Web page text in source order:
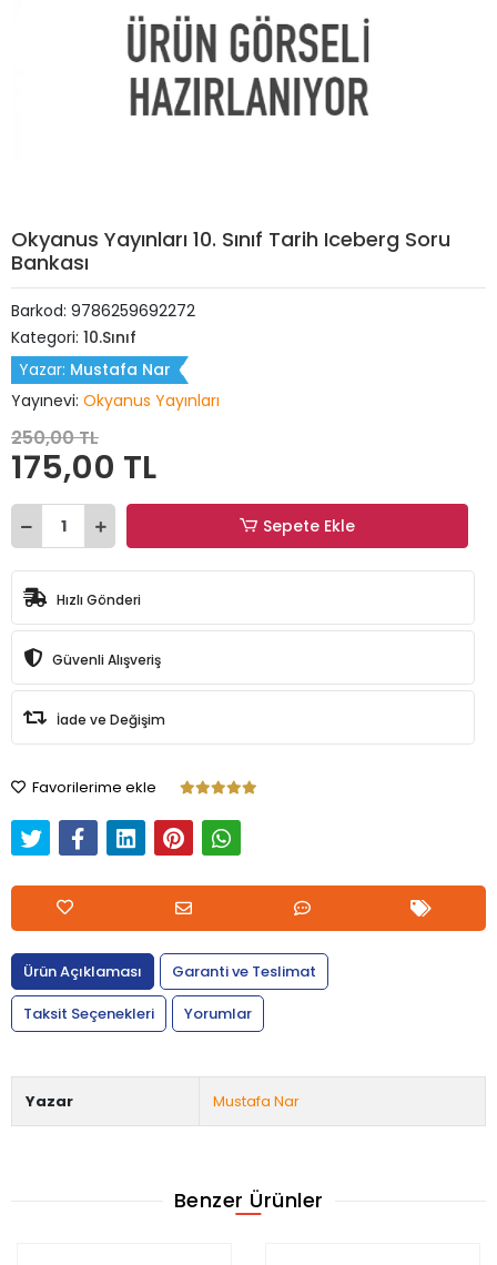
Okyanus Yayınları 10. Sınıf Tarih Iceberg Soru
Bankası
Barkod: 9786259692272
Kategori: 10.Sınıf
Yazar: Mustafa Nar
Yayınevi: Okyanus Yayınları
250,00 TL
175,00 TL
Sepete Ekle
Hızlı Gönderi
Güvenli Alışveriş
İade ve Değişim
Favorilerime ekle
Ürün Açıklaması
Garanti ve Teslimat
Taksit Seçenekleri
Yorumlar
Yazar Mustafa Nar
Benzer Ürünler